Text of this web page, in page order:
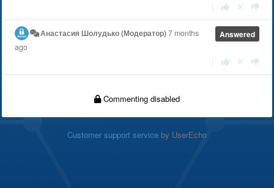
Answered
Анастасия Шолудько (Модератор)7 months
ago
Commenting disabled
Customer support service by UserEcho